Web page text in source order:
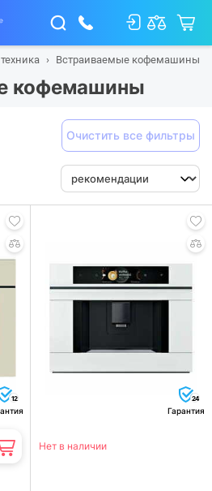
Встраиваемые кофемашины
кофемашины
Очистить все фильтры
12 24
Гарантия
Нет в наличии